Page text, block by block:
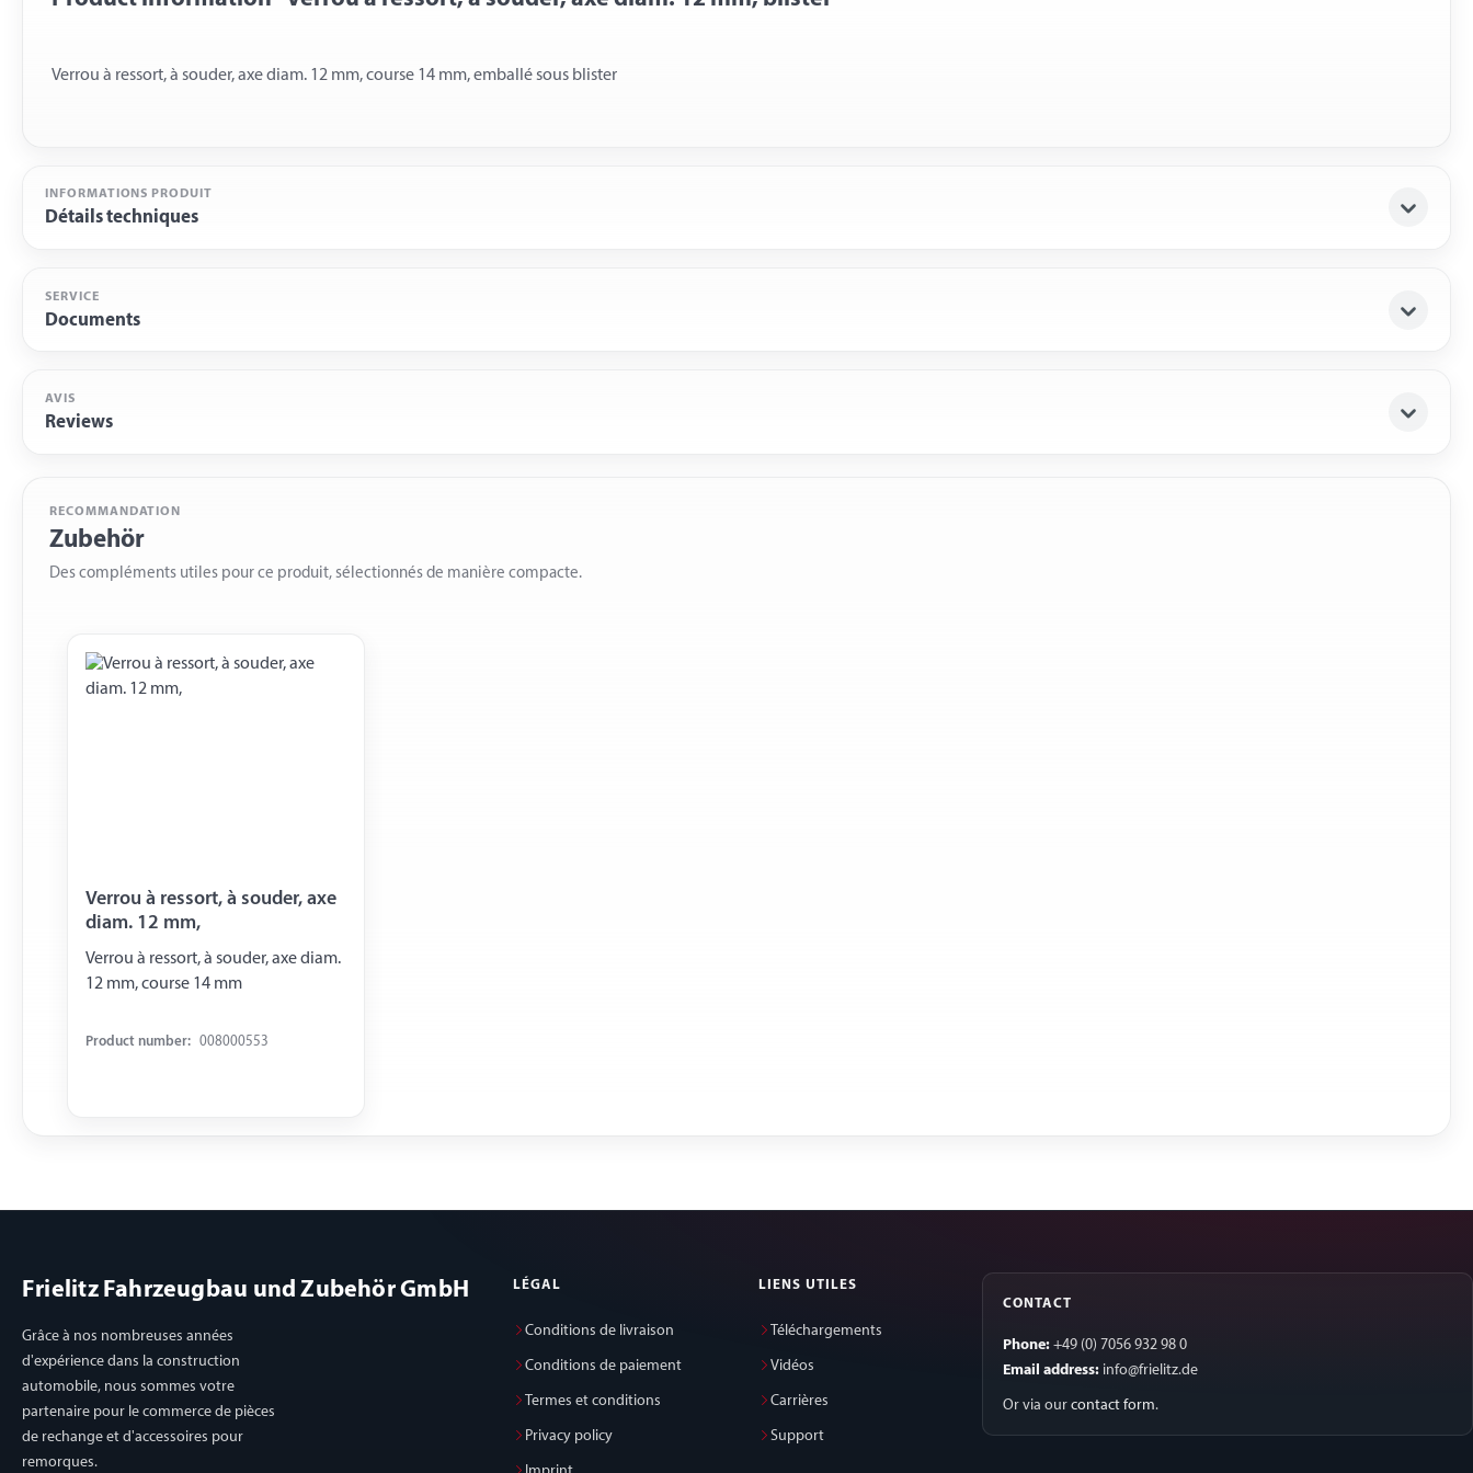
Verrou à ressort, à souder, axe diam. 12 mm, course 14 mm, emballé sous blister
INFORMATIONS PRODUIT
Détails techniques
SERVICE
Documents
AVIS
Reviews
RECOMMANDATION
Zubehör
Des compléments utiles pour ce produit, sélectionnés de manière compacte.
Verrou à ressort, à souder, axe
diam. 12 mm,
Verrou à ressort, à souder, axe diam.
12 mm, course 14 mm
Product number: 008000553
Frielitz Fahrzeugbau und Zubehör GmbH
Grâce à nos nombreuses années
d'expérience dans la construction
automobile, nous sommes votre
partenaire pour le commerce de pièces
de rechange et d'accessoires pour
remorques.
LÉGAL
Conditions de livraison
Conditions de paiement
Termes et conditions
Privacy policy
LIENS UTILES
Téléchargements
Vidéos
Carrières
Support
CONTACT
Phone: +49 (0) 7056 932 98 0
Email address: info@frielitz.de
Or via our contact form.